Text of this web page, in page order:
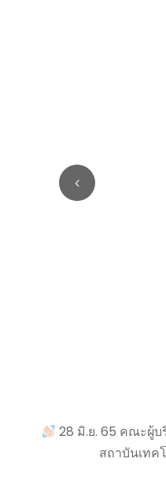
28 มิ.ย. 65 คณะผู้
สถาบันเทค